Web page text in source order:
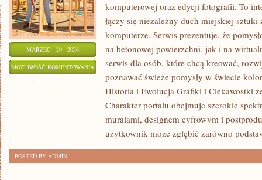
MARZEC - 20 - 2026
MOŻLIWOŚĆ KOMENTOWANIA GRAFFITI
komputerowej oraz edycji fotografii. To
łączy się niezależny duch miejskiej
komputerze. Serwis prezentuje, że
na betonowej powierzchni, jak i na
serwis dla osób, które chcą kreować,
poznawać świeże pomysły w świecie
Historia i Ewolucja Grafiki i Ciekawostki
Charakter portalu obejmuje szerokie
muralami, designem cyfrowym i
użytkownik może zgłębić zarówno
POSTED BY ADMIN